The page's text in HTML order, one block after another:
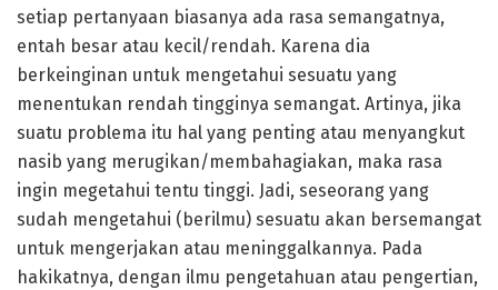
setiap pertanyaan biasanya ada rasa semangatnya,
entah besar atau kecil/rendah. Karena dia
berkeinginan untuk mengetahui sesuatu yang
menentukan rendah tingginya semangat. Artinya, jika
suatu problema itu hal yang penting atau menyangkut
nasib yang merugikan/membahagiakan, maka rasa
ingin megetahui tentu tinggi. Jadi, seseorang yang
sudah mengetahui (berilmu) sesuatu akan bersemangat
untuk mengerjakan atau meninggalkannya. Pada
hakikatnya, dengan ilmu pengetahuan atau pengertian,